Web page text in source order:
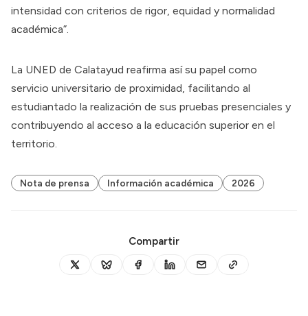
intensidad con criterios de rigor, equidad y normalidad
académica”.
La UNED de Calatayud reafirma así su papel como
servicio universitario de proximidad, facilitando al
estudiantado la realización de sus pruebas presenciales y
contribuyendo al acceso a la educación superior en el
territorio.
Nota de prensa Información académica 2026
Compartir